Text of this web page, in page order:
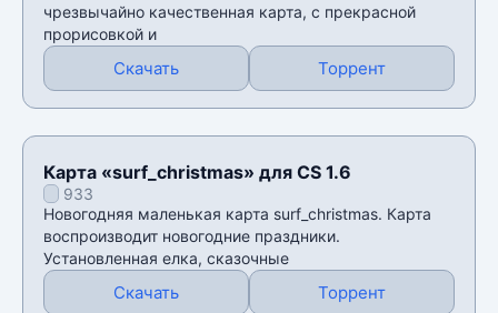
чрезвычайно качественная карта, с прекрасной
прорисовкой и
Скачать Торрент
Карта «surf_christmas» для CS 1.6
933
Новогодняя маленькая карта surf_christmas. Карта
воспроизводит новогодние праздники.
Установленная елка, сказочные
Скачать Торрент